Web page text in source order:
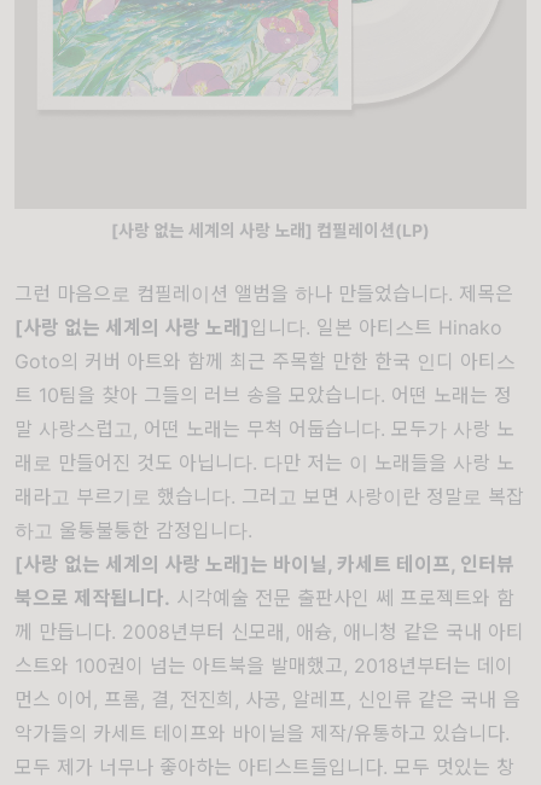
[사랑 없는 세계의 사랑 노래] 컴필레이션(LP)
그런 마음으로 컴필레이션 앨범을 하나 만들었습니다. 제목은
[사랑 없는 세계의 사랑 노래]입니다. 일본 아티스트 Hinako
Goto의 커버 아트와 함께 최근 주목할 만한 한국 인디 아티스
트 10팀을 찾아 그들의 러브 송을 모았습니다. 어떤 노래는 정
말 사랑스럽고, 어떤 노래는 무척 어둡습니다. 모두가 사랑 노
래로 만들어진 것도 아닙니다. 다만 저는 이 노래들을 사랑 노
래라고 부르기로 했습니다. 그러고 보면 사랑이란 정말로 복잡
하고 울퉁불퉁한 감정입니다.
[사랑 없는 세계의 사랑 노래]는 바이닐, 카세트 테이프, 인터뷰
북으로 제작됩니다. 시각예술 전문 출판사인 쎄 프로젝트와 함
께 만듭니다. 2008년부터 신모래, 애슝, 애니청 같은 국내 아티
스트와 100권이 넘는 아트북을 발매했고, 2018년부터는 데이
먼스 이어, 프롬, 결, 전진희, 사공, 알레프, 신인류 같은 국내 음
악가들의 카세트 테이프와 바이닐을 제작/유통하고 있습니다.
모두 제가 너무나 좋아하는 아티스트들입니다. 모두 멋있는 창